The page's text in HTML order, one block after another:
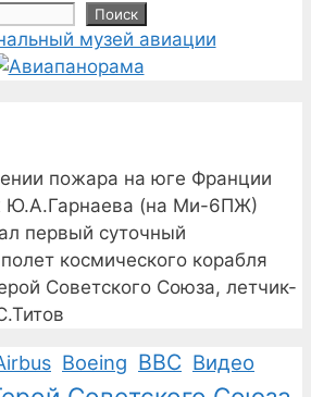
Поиск
пожара на юге Франции
Ю.А.Гарнаева (на Ми-6ПЖ)
первый суточный
космического корабля
Советского Союза, летчик-
Boeing ВВС Видео